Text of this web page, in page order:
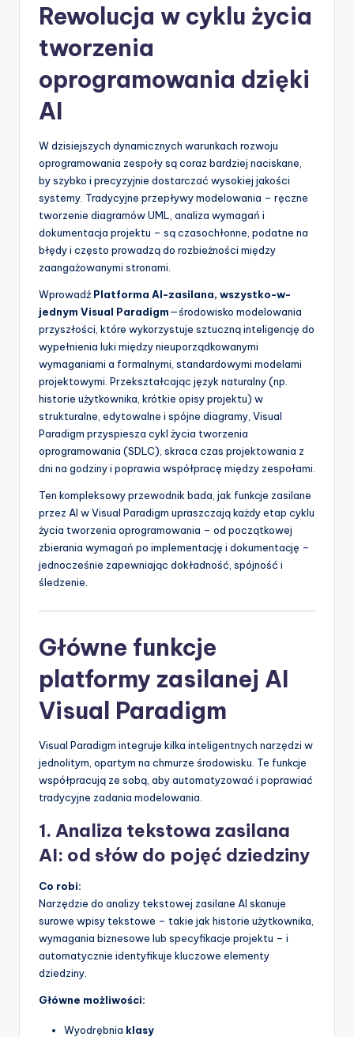
&
w
d
p
d
Rewolucja w cyklu życia
tworzenia
oprogramowania dzięki
AI
W dzisiejszych dynamicznych warunkach rozwoju
oprogramowania zespoły są coraz bardziej naciskane,
by szybko i precyzyjnie dostarczać wysokiej jakości
systemy. Tradycyjne przepływy modelowania – ręczne
tworzenie diagramów UML, analiza wymagań i
dokumentacja projektu – są czasochłonne, podatne na
błędy i często prowadzą do rozbieżności między
zaangażowanymi stronami.
Wprowadź Platforma AI-zasilana, wszystko-w-
jednym Visual Paradigm—środowisko modelowania
przyszłości, które wykorzystuje sztuczną inteligencję do
wypełnienia luki między nieuporządkowanymi
wymaganiami a formalnymi, standardowymi modelami
projektowymi. Przekształcając język naturalny (np.
historie użytkownika, krótkie opisy projektu) w
strukturalne, edytowalne i spójne diagramy, Visual
Paradigm przyspiesza cykl życia tworzenia
oprogramowania (SDLC), skraca czas projektowania z
dni na godziny i poprawia współpracę między zespołami.
Ten kompleksowy przewodnik bada, jak funkcje zasilane
przez AI w Visual Paradigm upraszczają każdy etap cyklu
życia tworzenia oprogramowania – od początkowej
zbierania wymagań po implementację i dokumentację –
jednocześnie zapewniając dokładność, spójność i
śledzenie.
Główne funkcje
platformy zasilanej AI
Visual Paradigm
Visual Paradigm integruje kilka inteligentnych narzędzi w
jednolitym, opartym na chmurze środowisku. Te funkcje
współpracują ze sobą, aby automatyzować i poprawiać
tradycyjne zadania modelowania.
1. Analiza tekstowa zasilana
AI: od słów do pojęć dziedziny
Co robi:
Narzędzie do analizy tekstowej zasilane AI skanuje
surowe wpisy tekstowe – takie jak historie użytkownika,
wymagania biznesowe lub specyfikacje projektu – i
automatycznie identyfikuje kluczowe elementy
dziedziny.
Główne możliwości:
Wyodrębnia klasy